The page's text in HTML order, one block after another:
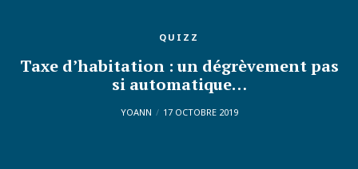
QUIZZ
Taxe d’habitation : un dégrèvement pas
si automatique…
YOANN 17 OCTOBRE 2019